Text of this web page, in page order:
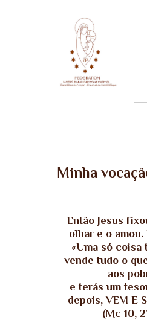
COMUNIDADES
MINHA
REZAR
CONTATE-NOS
LINKS
Minha
Então Jesus
olhar e o
«Uma só coisa
vende tudo o
aos
e terás um
depois, VEM E
(Mc 10,